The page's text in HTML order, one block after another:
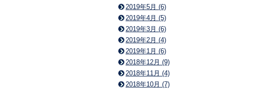
2019年5月 (6)
2019年4月 (5)
2019年3月 (6)
2019年2月 (4)
2019年1月 (6)
2018年12月 (9)
2018年11月 (4)
2018年10月 (7)